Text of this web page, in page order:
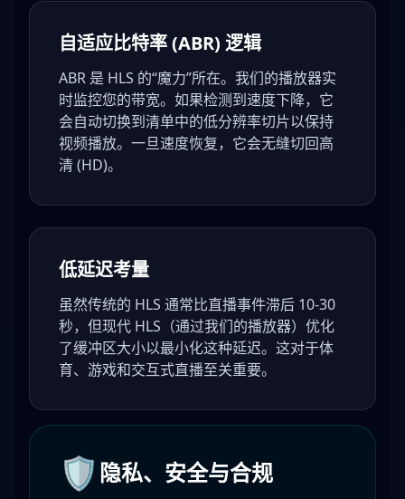
自适应比特率 (ABR) 逻辑
ABR 是 HLS 的“魔力”所在。我们的播放器实
时监控您的带宽。如果检测到速度下降，它
会自动切换到清单中的低分辨率切片以保持
视频播放。一旦速度恢复，它会无缝切回高
清 (HD)。
低延迟考量
虽然传统的 HLS 通常比直播事件滞后 10-30
秒，但现代 HLS（通过我们的播放器）优化
了缓冲区大小以最小化这种延迟。这对于体
育、游戏和交互式直播至关重要。
🛡️ 隐私、安全与合规